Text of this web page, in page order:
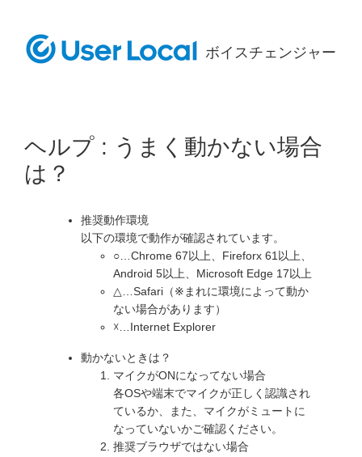
ボイスチェンジャー
ヘルプ : うまく動かない場合
は？
推奨動作環境
以下の環境で動作が確認されています。
○…Chrome 67以上、Fireforx 61以上、
Android 5以上、Microsoft Edge 17以上
△…Safari（※まれに環境によって動か
ない場合があります）
☓…Internet Explorer
動かないときは？
マイクがONになってない場合
各OSや端末でマイクが正しく認識され
ているか、また、マイクがミュートに
なっていないかご確認ください。
推奨ブラウザではない場合